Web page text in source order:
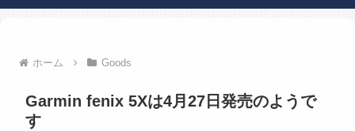
ホーム Goods
Garmin fenix 5Xは4月27日発売のようで
す